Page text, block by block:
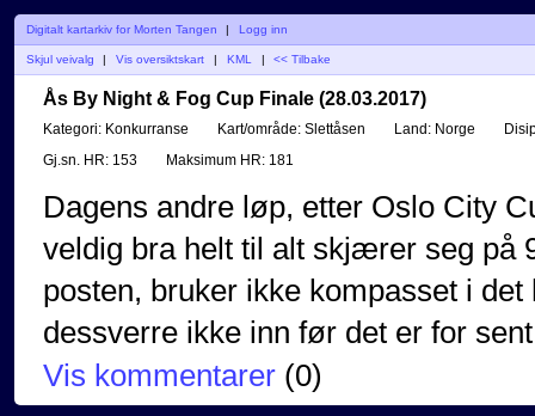
Digitalt kartarkiv for Morten Tangen | Logg inn
Skjul veivalg Vis oversiktskart KML << Tilbake
Ås By Night & Fog Cup Finale (28.03.2017)
Kategori: Konkurranse Kart/område: Slettåsen Land: Norge
Gj.sn. HR: 153 Maksimum HR: 181
Dagens andre løp, etter Oslo City
veldig bra helt til alt skjærer seg på
posten, bruker ikke kompasset i
dessverre ikke inn før det er for
Vis kommentarer (0)